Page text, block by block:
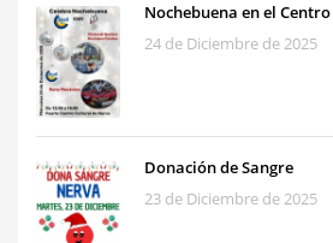
Nochebuena en el
24 de Diciembre de 2025
Donación de Sangre
23 de Diciembre de 2025